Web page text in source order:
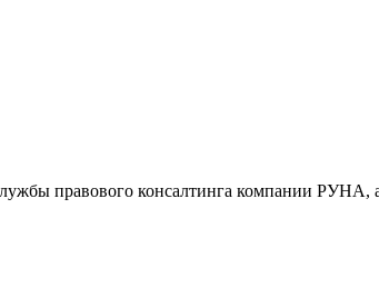
правового консалтинга компании РУНА,